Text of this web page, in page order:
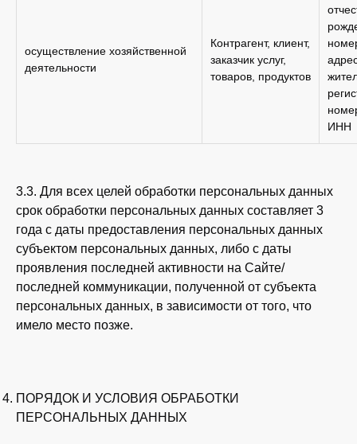
осуществление хозяйственной
деятельности
Контрагент, клиент,
заказчик услуг,
товаров, продуктов
ИНН
3.3. Для всех целей обработки персональных данных
срок обработки персональных данных составляет 3
года с даты предоставления персональных данных
субъектом персональных данных, либо с даты
проявления последней активности на Сайте/
последней коммуникации, полученной от субъекта
персональных данных, в зависимости от того, что
имело место позже.
ПОРЯДОК И УСЛОВИЯ ОБРАБОТКИ
ПЕРСОНАЛЬНЫХ ДАННЫХ